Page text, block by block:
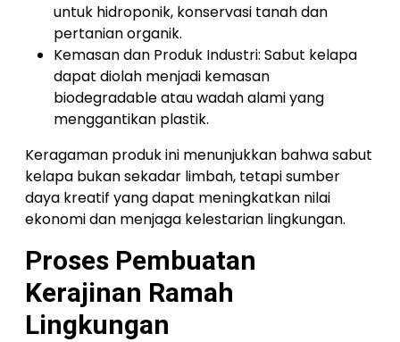
untuk hidroponik, konservasi tanah dan
pertanian organik.
Kemasan dan Produk Industri: Sabut kelapa
dapat diolah menjadi kemasan
biodegradable atau wadah alami yang
menggantikan plastik.
Keragaman produk ini menunjukkan bahwa sabut
kelapa bukan sekadar limbah, tetapi sumber
daya kreatif yang dapat meningkatkan nilai
ekonomi dan menjaga kelestarian lingkungan.
Proses Pembuatan
Kerajinan Ramah
Lingkungan